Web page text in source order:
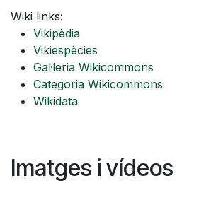
Wiki links:
Vikipèdia
Vikiespècies
Gal·leria Wikicommons
Categoria Wikicommons
Wikidata
Imatges i vídeos